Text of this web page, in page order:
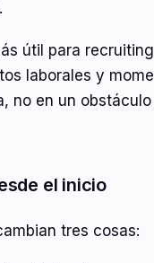
útil para
laborales y
no en un
el inicio
tres cosas: